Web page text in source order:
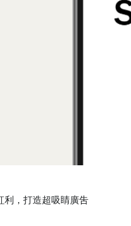
利，打造超吸睛廣吿